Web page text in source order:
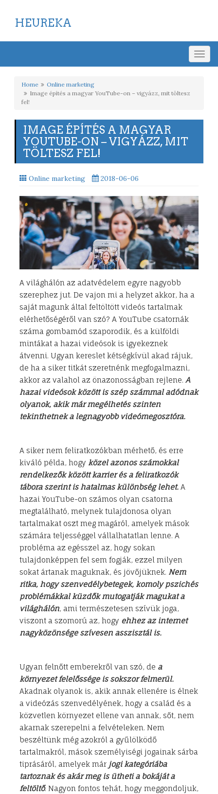
HEUREKA
Home
Online marketing
Image építés a magyar YouTube-on – vigyázz, mit töltesz
fel!
IMAGE ÉPÍTÉS A MAGYAR
YOUTUBE-ON – VIGYÁZZ, MIT
TÖLTESZ FEL!
Online marketing 2018-06-06
A világhálón az adatvédelem egyre nagyobb
szerephez jut. De vajon mi a helyzet akkor, ha a
saját magunk által feltöltött videós tartalmak
elérhetőségéről van szó? A YouTube csatornák
száma gombamód szaporodik, és a külföldi
mintákat a hazai videósok is igyekeznek
átvenni. Ugyan kereslet kétségkívül akad rájuk,
de ha a siker titkát szeretnénk megfogalmazni,
akkor az valahol az önazonosságban rejlene. A
hazai videósok között is szép számmal adódnak
olyanok, akik már megélhetés szinten
tekinthetnek a legnagyobb videómegosztóra.
A siker nem feliratkozókban mérhető, és erre
kiváló példa, hogy közel azonos számokkal
rendelkezők között karrier és a feliratkozók
tábora szerint is hatalmas különbség lehet. A
hazai YouTube-on számos olyan csatorna
megtalálható, melynek tulajdonosa olyan
tartalmakat oszt meg magáról, amelyek mások
számára teljességgel vállalhatatlan lenne. A
probléma az egésszel az, hogy sokan
tulajdonképpen fel sem fogják, ezzel milyen
sokat ártanak maguknak, és jövőjüknek. Nem
ritka, hogy szenvedélybetegek, komoly pszichés
problémákkal küzdők mutogatják magukat a
világhálón, ami természetesen szívük joga,
viszont a szomorú az, hogy ehhez az internet
nagyközönsége szívesen asszisztál is.
Ugyan felnőtt emberekről van szó, de a
környezet felelőssége is sokszor felmerül.
Akadnak olyanok is, akik annak ellenére is élnek
a videózás szenvedélyének, hogy a család és a
közvetlen környezet ellene van annak, sőt, nem
akarnak szerepelni a felvételeken. Nem
beszéltünk még azokról a gyűlölködő
tartalmakról, mások személyiségi jogainak sárba
tiprásáról, amelyek már jogi kategóriába
tartoznak és akár meg is ütheti a bokáját a
feltöltő. Nagyon fontos tehát, hogy meggondoljuk,